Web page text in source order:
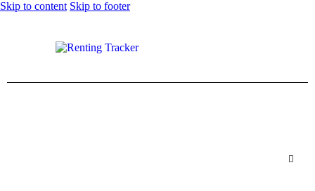
Skip to content Skip to footer